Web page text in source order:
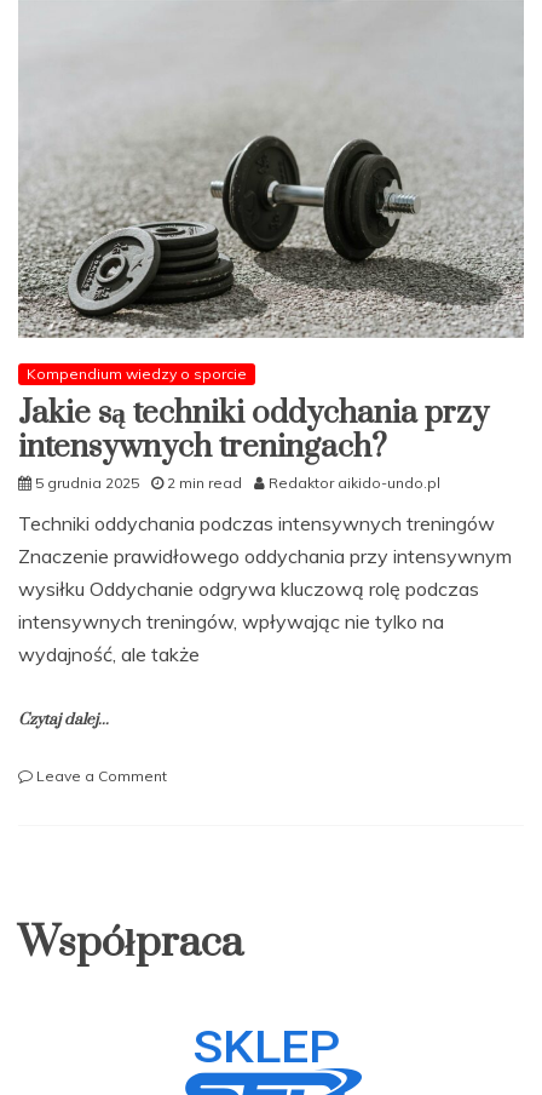
Kompendium wiedzy o sporcie
Jakie są techniki oddychania przy
intensywnych treningach?
5 grudnia 2025 2 min read Redaktor aikido-undo.pl
Techniki oddychania podczas intensywnych treningów
Znaczenie prawidłowego oddychania przy intensywnym
wysiłku Oddychanie odgrywa kluczową rolę podczas
intensywnych treningów, wpływając nie tylko na
wydajność, ale także
Czytaj dalej...
Leave a Commenton
treningach?
Współpraca